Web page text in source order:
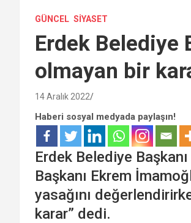
GÜNCEL SIYASET
Erdek Belediye
olmayan bir
14 Aralık 2022
Haberi sosyal medyada paylaşın!
Erdek Belediye
Başkanı Ekrem
yasağını
karar” dedi.